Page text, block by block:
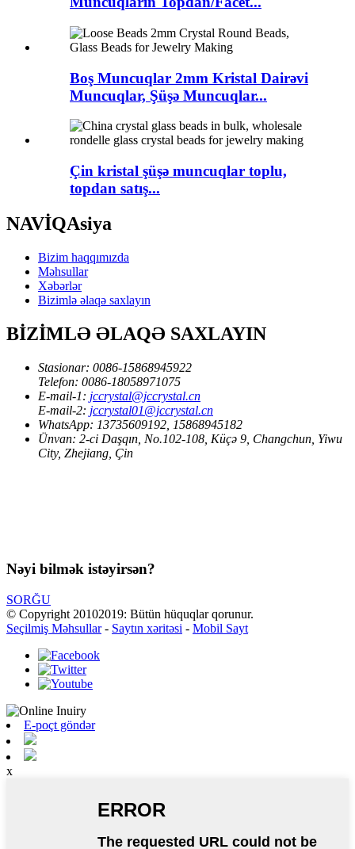
Boş Muncuqlar 2mm Kristal Dairəvi
Muncuqlar, Şüşə Muncuqlar...
Çin kristal şüşə muncuqlar toplu,
topdan satış...
NAVİQAsiya
Bizim haqqımızda
Məhsullar
Xəbərlər
Bizimlə əlaqə saxlayın
BİZİMLƏ ƏLAQƏ SAXLAYIN
Stasionar: 0086-15868945922
Telefon: 0086-18058971075
E-mail-1: jccrystal@jccrystal.cn
E-mail-2: jccrystal01@jccrystal.cn
WhatsApp: 13735609192, 15868945182
Ünvan: 2-ci Daşqın, No.102-108, Küçə 9, Changchun, Yiwu
City, Zhejiang, Çin
Nəyi bilmək istəyirsən?
SORĞU
© Copyright 20102019: Bütün hüquqlar qorunur.
Seçilmiş Məhsullar- Saytın xəritəsi - Mobil Sayt
E-poçt göndər
x